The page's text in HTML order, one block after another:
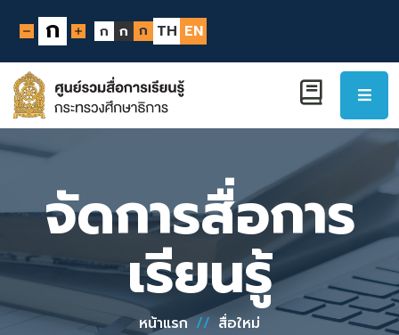
ก ก ก ก TH EN
จัดการสื่อการ
เรียนรู้
หน้าแรก // สื่อใหม่